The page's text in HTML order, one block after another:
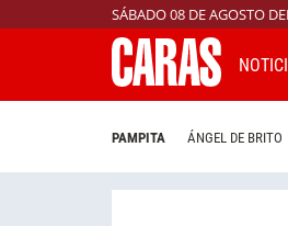
SÁBADO 08 DE AGOSTO
PAMPITA ÁNGEL DE BRITO